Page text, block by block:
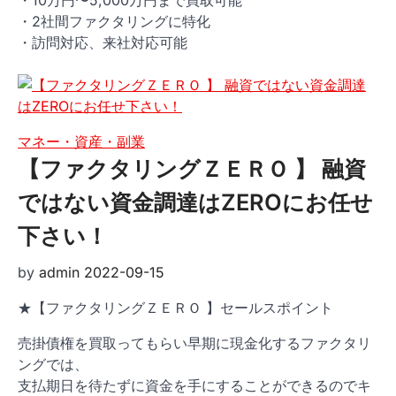
・2社間ファクタリングに特化
・訪問対応、来社対応可能
マネー・資産・副業
【ファクタリングＺＥＲＯ 】 融資
ではない資金調達はZEROにお任せ
下さい！
by admin 2022-09-15
★【ファクタリングＺＥＲＯ 】セールスポイント
売掛債権を買取ってもらい早期に現金化するファクタリ
ングでは、
支払期日を待たずに資金を手にすることができるのでキ